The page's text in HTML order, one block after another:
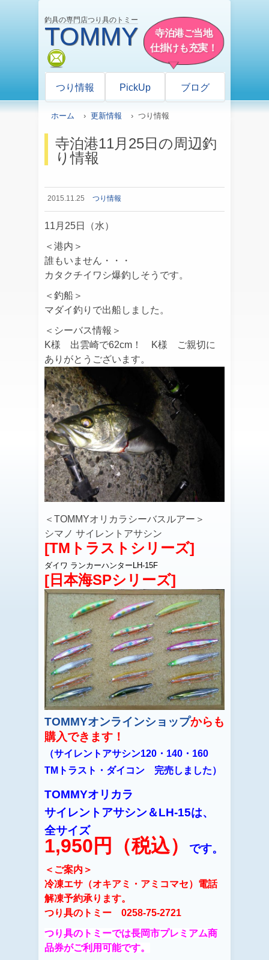
釣具の専門店つり具のトミー
TOMMY
寺泊港ご当地
仕掛けも充実！
つり情報 PickUp ブログ
ホーム › 更新情報 › つり情報
寺泊港11月25日の周辺釣
り情報
2015.11.25 つり情報
11月25日（水）
＜港内＞
誰もいません・・・
カタクチイワシ爆釣しそうです。
＜釣船＞
マダイ釣りで出船しました。
＜シーバス情報＞
K様 出雲崎で62cm！ K様 ご親切に
ありがとうございます。
＜TOMMYオリカラシーバスルアー＞
シマノ サイレントアサシン
[TMトラストシリーズ]
ダイワ ランカーハンターLH-15F
[日本海SPシリーズ]
TOMMYオンラインショップからも
購入できます！
（サイレントアサシン120・140・160
TMトラスト・ダイコン 完売しました）
TOMMYオリカラ
サイレントアサシン＆LH-15は、
全サイズ
1,950円（税込） です。
＜ご案内＞
冷凍エサ（オキアミ・アミコマセ）電話
解凍予約承ります。
つり具のトミー 0258-75-2721
つり具のトミーでは長岡市プレミアム商
品券がご利用可能です。